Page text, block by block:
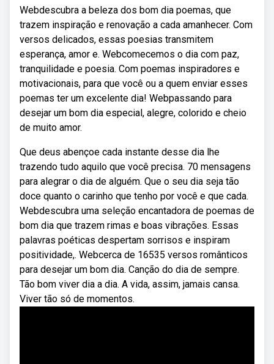
Webdescubra a beleza dos bom dia poemas, que
trazem inspiração e renovação a cada amanhecer. Com
versos delicados, essas poesias transmitem
esperança, amor e. Webcomecemos o dia com paz,
tranquilidade e poesia. Com poemas inspiradores e
motivacionais, para que você ou a quem enviar esses
poemas ter um excelente dia! Web⁠⁠passando para
desejar um bom dia especial, alegre, colorido e cheio
de muito amor.
Que deus abençoe cada instante desse dia lhe
trazendo tudo aquilo que você precisa. 70 mensagens
para alegrar o dia de alguém. Que o seu dia seja tão
doce quanto o carinho que tenho por você e que cada.
Webdescubra uma seleção encantadora de poemas de
bom dia que trazem rimas e boas vibrações. Essas
palavras poéticas despertam sorrisos e inspiram
positividade,. Webcerca de 16535 versos românticos
para desejar um bom dia. Canção do dia de sempre.
Tão bom viver dia a dia. A vida, assim, jamais cansa.
Viver tão só de momentos.